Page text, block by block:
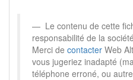
Le contenu de cette
responsabilité de la
Merci de contacter Web
vous jugeriez inadapté
téléphone erroné, ou